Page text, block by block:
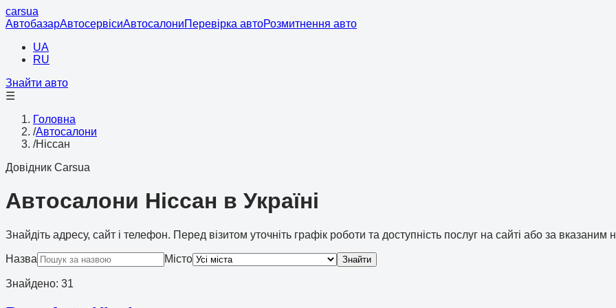
carsua
АвтобазарАвтосервісиАвтосалониПеревірка автоРозмитнення авто
UA
RU
Знайти авто
☰
Головна
/Автосалони
/Ніссан
Довідник Carsua
Автосалони Ніссан в Україні
Знайдіть адресу, сайт і телефон. Перед візитом уточніть графік роботи та доступність послуг на сайті або за вказаним
Назва Місто Знайти
Знайдено: 31